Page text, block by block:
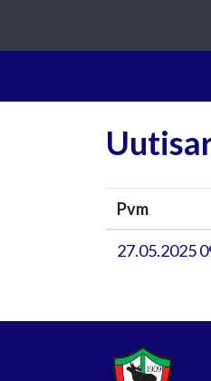
Pvm
27.05.2025